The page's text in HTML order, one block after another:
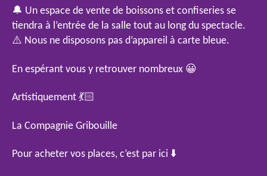
🔔 Un espace de vente de boissons et confiseries se
tiendra à l’entrée de la salle tout au long du spectacle.
⚠️ Nous ne disposons pas d’appareil à carte bleue.
En espérant vous y retrouver nombreux 😀
Artistiquement 💃🏻
La Compagnie Gribouille
Pour acheter vos places, c’est par ici ⬇️